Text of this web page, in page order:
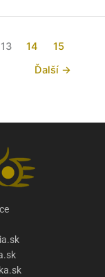
13 14
15
Ďalší →